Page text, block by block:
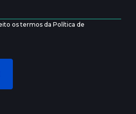
os termos da Política de